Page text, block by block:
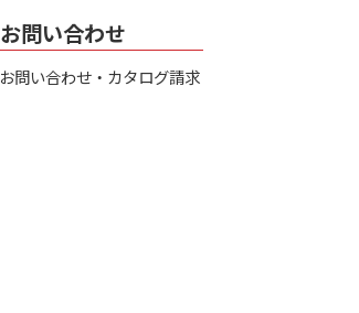
お問い合わせ
お問い合わせ・カタログ請求